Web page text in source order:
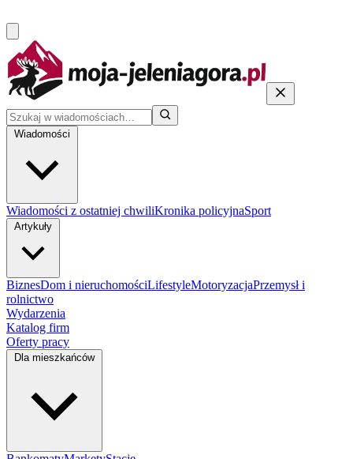
Wiadomości
Wiadomości z ostatniej chwiliKronika policyjnaSport
Artykuły
BiznesDom i nieruchomościLifestyleMotoryzacjaPrzemysł i
rolnictwo
Wydarzenia
Katalog firm
Oferty pracy
Dla mieszkańców